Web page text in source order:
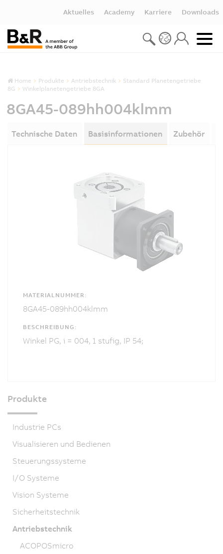
Aktuelles Academy Karriere Downloads
Home Produkte Antriebstechnik
Standard Planetengetriebe
8G
Winkelplanetengetriebe 8GA
8GA45-089hh004klmm
Technische Daten Basisinformationen Zubehör
MATERIALNUMMER:
8GA45-089hh004klmm
BESCHREIBUNG:
Winkel PG, i = 004, 1 stufig, IP 54;
Produkte
Industrie PCs
Visualisieren und Bedienen
Steuerungssysteme
I/O Systeme
Vision Systeme
Sicherheitstechnik
Antriebstechnik
ACOPOSmicro